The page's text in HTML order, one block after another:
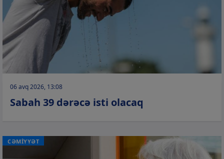
06 avq 2026, 13:08
Sabah 39 dərəcə isti olacaq
CƏMİYYƏT